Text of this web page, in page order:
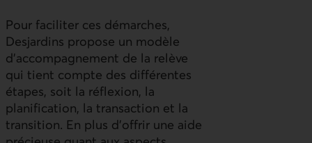
Pour faciliter ces démarches,
Desjardins propose un modèle
d’accompagnement de la relève
qui tient compte des différentes
étapes, soit la réflexion, la
planification, la transaction et la
transition. En plus d’offrir une aide